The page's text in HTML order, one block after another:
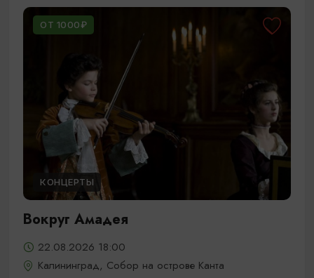
ОТ 1000₽
КОНЦЕРТЫ
Вокруг Амадея
22.08.2026 18:00
Калининград, Собор на острове Канта